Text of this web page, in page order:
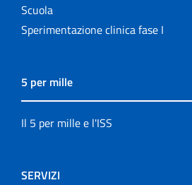
Scuola
Sperimentazione clinica fase I
5 per mille
Il 5 per mille e l'ISS
SERVIZI